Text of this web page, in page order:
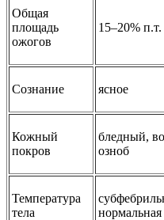
Общая
площадь
ожогов
15–20% п.т.
Сознание ясное
Кожный
покров
бледный,
озноб
Температура
тела
нормальная